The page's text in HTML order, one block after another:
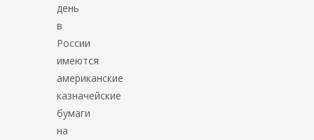
день
в
России
имеются
американские
казначейские
бумаги
на